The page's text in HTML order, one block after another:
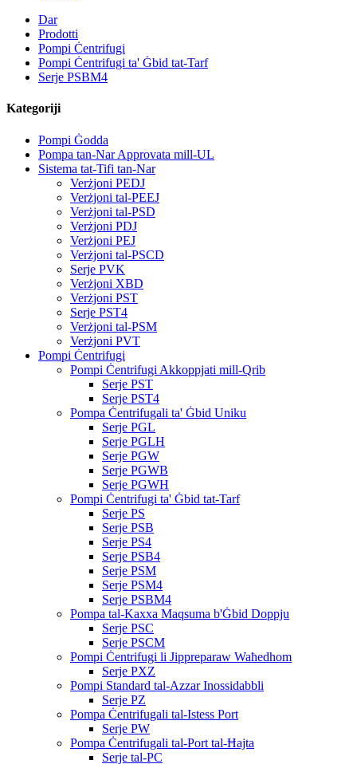
Dar
Prodotti
Pompi Ċentrifugi
Pompi Ċentrifugi ta' Ġbid tat-Tarf
Serje PSBM4
Kategoriji
Pompi Ġodda
Pompa tan-Nar Approvata mill-UL
Sistema tat-Tifi tan-Nar
Verżjoni PEDJ
Verżjoni tal-PEEJ
Verżjoni tal-PSD
Verżjoni PDJ
Verżjoni PEJ
Verżjoni tal-PSCD
Serje PVK
Verżjoni XBD
Verżjoni PST
Serje PST4
Verżjoni tal-PSM
Verżjoni PVT
Pompi Ċentrifugi
Pompi Ċentrifugi Akkoppjati mill-Qrib
Serje PST
Serje PST4
Pompa Ċentrifugali ta' Ġbid Uniku
Serje PGL
Serje PGLH
Serje PGW
Serje PGWB
Serje PGWH
Pompi Ċentrifugi ta' Ġbid tat-Tarf
Serje PS
Serje PSB
Serje PS4
Serje PSB4
Serje PSM
Serje PSM4
Serje PSBM4
Pompa tal-Kaxxa Maqsuma b'Ġbid Doppju
Serje PSC
Serje PSCM
Pompi Ċentrifugi li Jippreparaw Waħedhom
Serje PXZ
Pompi Standard tal-Azzar Inossidabbli
Serje PZ
Pompa Ċentrifugali tal-Istess Port
Serje PW
Pompa Ċentrifugali tal-Port tal-Ħajta
Serje tal-PC